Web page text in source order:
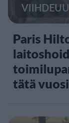
Paris
tätä